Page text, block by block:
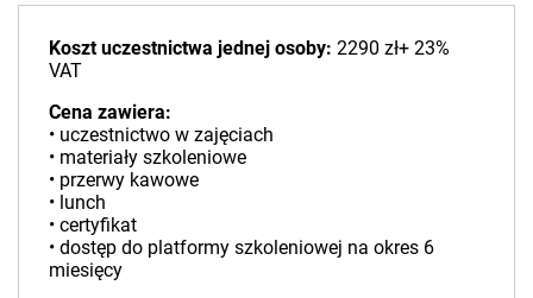
Koszt uczestnictwa jednej osoby: 2290 zł+ 23%
VAT
Cena zawiera:
• uczestnictwo w zajęciach
• materiały szkoleniowe
• przerwy kawowe
• lunch
• certyfikat
• dostęp do platformy szkoleniowej na okres 6
miesięcy